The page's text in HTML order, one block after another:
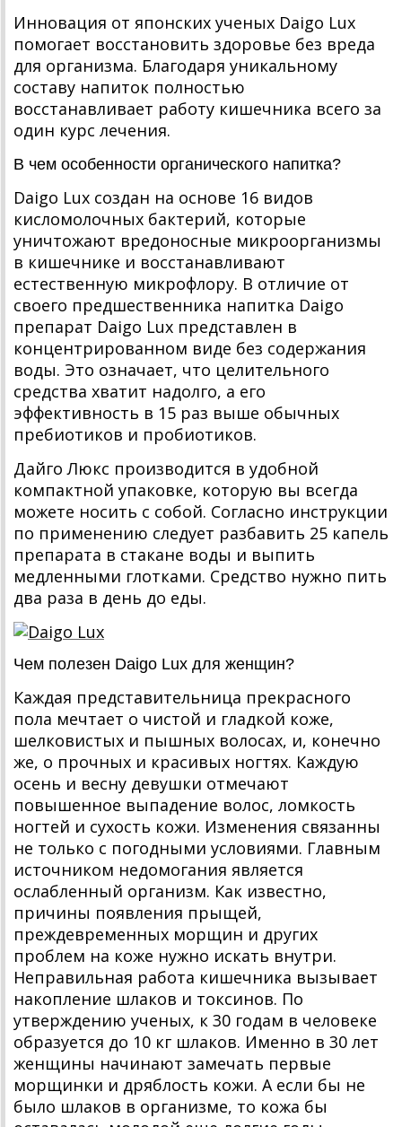
Инновация от японских ученых Daigo Lux
помогает восстановить здоровье без вреда
для организма. Благодаря уникальному
составу напиток полностью
восстанавливает работу кишечника всего за
один курс лечения.
В чем особенности органического напитка?
Daigo Lux создан на основе 16 видов
кисломолочных бактерий, которые
уничтожают вредоносные микроорганизмы
в кишечнике и восстанавливают
естественную микрофлору. В отличие от
своего предшественника напитка Daigo
препарат Daigo Lux представлен в
концентрированном виде без содержания
воды. Это означает, что целительного
средства хватит надолго, а его
эффективность в 15 раз выше обычных
пребиотиков и пробиотиков.
Дайго Люкс производится в удобной
компактной упаковке, которую вы всегда
можете носить с собой. Согласно инструкции
по применению следует разбавить 25 капель
препарата в стакане воды и выпить
медленными глотками. Средство нужно пить
два раза в день до еды.
Чем полезен Daigo Lux для женщин?
Каждая представительница прекрасного
пола мечтает о чистой и гладкой коже,
шелковистых и пышных волосах, и, конечно
же, о прочных и красивых ногтях. Каждую
осень и весну девушки отмечают
повышенное выпадение волос, ломкость
ногтей и сухость кожи. Изменения связанны
не только с погодными условиями. Главным
источником недомогания является
ослабленный организм. Как известно,
причины появления прыщей,
преждевременных морщин и других
проблем на коже нужно искать внутри.
Неправильная работа кишечника вызывает
накопление шлаков и токсинов. По
утверждению ученых, к 30 годам в человеке
образуется до 10 кг шлаков. Именно в 30 лет
женщины начинают замечать первые
морщинки и дряблость кожи. А если бы не
было шлаков в организме, то кожа бы